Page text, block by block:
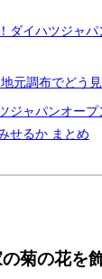
ダイハツジャパ
元調布でどう
ジャパンオープ
せるか まとめ
菊の花を